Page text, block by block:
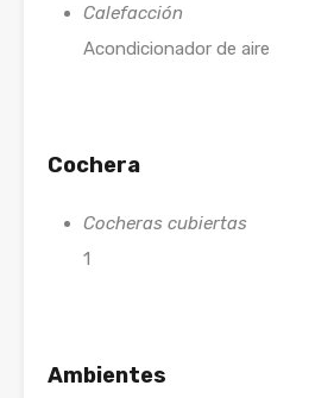
Calefacción
Acondicionador de aire
Cochera
Cocheras cubiertas
1
Ambientes